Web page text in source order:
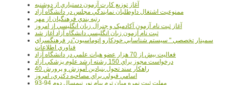
آغاز توزيع کارت آزمون دستياري از دوشنبه
ممنوعيت اشتغال داوطلبان نمايندگي مجلس در دانشگاه آزاد
رتبه بندي فرهنگيان از مهر
آغاز ثبت نام آزمون آکادميک و جنرال زبان انگليسي از امروز
ثبت نام آزمون زبان انگليسي دانشگاه آزاد آغاز شد
سمينار تخصصي " سيستم شناسايي خودکارو اتوماسيون"در فرهنگسراي
فناوري اطلاعات
فعاليت بيش از 70 هزار عضو هيات علمي در دانشگاه آزاد
درخواست مجوز براي 150 رشته ارشد علوم پزشکي آزاد
40 راهکار سند تحول بنيادين آموزش و پرورش
اسامي قبولي براي مصاحبه دکتري، امروز
مهلت ثبت نمره میان ترم پیام نور نیمسال دوم 94-93